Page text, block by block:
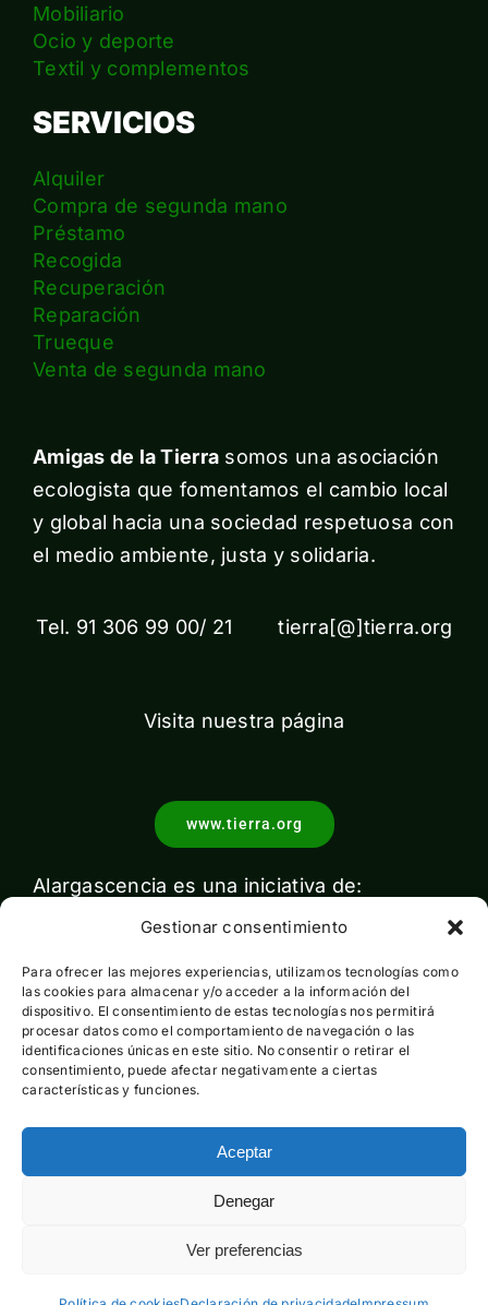
Gestionar consentimiento
Para ofrecer las mejores experiencias, utilizamos tecnologías como
las cookies para almacenar y/o acceder a la información del
dispositivo. El consentimiento de estas tecnologías nos permitirá
procesar datos como el comportamiento de navegación o las
identificaciones únicas en este sitio. No consentir o retirar el
consentimiento, puede afectar negativamente a ciertas
características y funciones.
Aceptar
Denegar
Ver preferencias
Mobiliario
Ocio y deporte
Textil y complementos
SERVICIOS
Alquiler
Compra de segunda mano
Préstamo
Recogida
Recuperación
Reparación
Trueque
Venta de segunda mano
Amigas de la Tierra somos una asociación
ecologista que fomentamos el cambio local
y global hacia una sociedad respetuosa con
el medio ambiente, justa y solidaria.
Tel. 91 306 99 00/ 21 tierra[@]tierra.org
Visita nuestra página
www.tierra.org
Alargascencia es una iniciativa de:
Con el apoyo de:
Esta actividad ha sido financiada por el Ministerio para la